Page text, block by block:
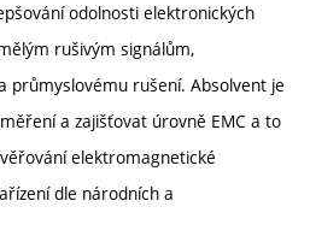
odolnosti elektronických
rušivým signálům,
průmyslovému rušení. Absolvent je
a zajišťovat úrovně EMC a to
elektromagnetické
dle národních a